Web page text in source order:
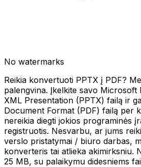
No watermarks
Reikia konvertuoti PPTX į PDF?
palengvina. Įkelkite savo Microsoft
XML Presentation (PPTX) failą ir
Document Format (PDF) failą per
nereikia diegti jokios programinės
registruotis. Nesvarbu, ar jums
verslo pristatymai / biuro darbas,
konverteris tai atlieka akimirksniu.
25 MB, su palaikymu didesniems